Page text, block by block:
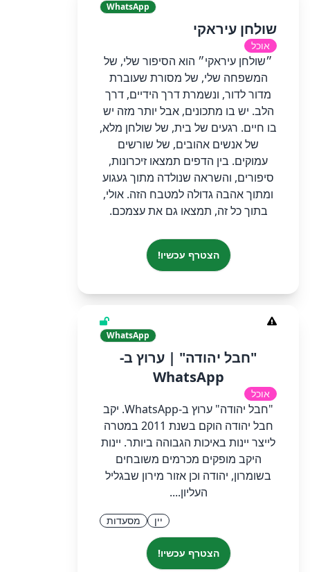
WhatsApp
שולחן עיראקי
אוכל
״שולחן עיראקי״ הוא הסיפור שלי, של
המשפחה שלי, של מסורת שעוברת
מדור לדור, ונשמרת דרך הידיים, דרך
הלב. יש בו מתכונים, אבל יותר מזה יש
בו חיים. רגעים של בית, של שולחן מלא,
של אנשים אהובים, של שורשים
עמוקים. בין הדפים תמצאו זיכרונות,
סיפורים, והשראה שנולדה מתוך געגוע
ומתוך אהבה גדולה למטבח הזה. אולי,
בתוך כל זה, תמצאו גם את עצמכם.
הצטרף עכשיו!
WhatsApp
‏‏"חבל יהודה"‏ | ערוץ ב-
WhatsApp
אוכל
‏‏"חבל יהודה"‏ ערוץ ב-WhatsApp.‏ ‏יקב
חבל יהודה הוקם בשנת 2011 במטרה
לייצר יינות באיכות הגבוהה ביותר. יינות
היקב מופקים מכרמים משובחים
בשומרון, יהודה וכן אזור מירון שבגליל
העליון....
יין מסעדות
הצטרף עכשיו!